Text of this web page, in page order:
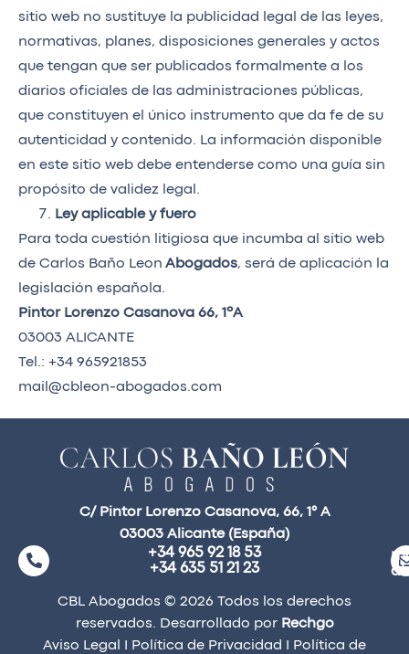
sitio web no sustituye la publicidad legal de las leyes,
normativas, planes, disposiciones generales y actos
que tengan que ser publicados formalmente a los
diarios oficiales de las administraciones públicas,
que constituyen el único instrumento que da fe de su
autenticidad y contenido. La información disponible
en este sitio web debe entenderse como una guía sin
propósito de validez legal.
Ley aplicable y fuero
Para toda cuestión litigiosa que incumba al sitio web
de Carlos Baño Leon Abogados, será de aplicación la
legislación española.
Pintor Lorenzo Casanova 66, 1ºA
03003 ALICANTE
Tel.: +34 965921853
mail@cbleon-abogados.com
C/ Pintor Lorenzo Casanova, 66, 1° A
03003 Alicante (España)
+34 965 92 18 53
+34 635 51 21 23
CBL Abogados © 2026 Todos los derechos
reservados. Desarrollado por Rechgo
Aviso Legal
Política de Privacidad
Política de